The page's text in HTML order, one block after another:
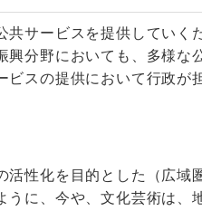
共サービスを提供していく
興分野においても、多様な
ビスの提供において行政が
活性化を目的とした（広域
うに、今や、文化芸術は、